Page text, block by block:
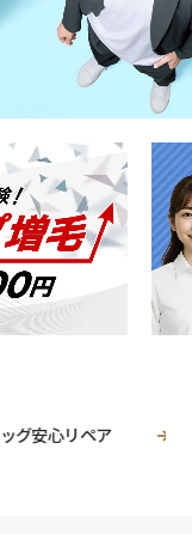
グ安心リペア